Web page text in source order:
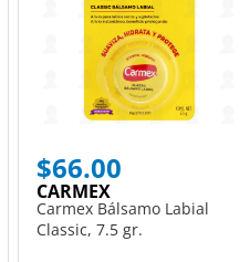
$66.00
CARMEX
Carmex Bálsamo Labial
Classic, 7.5 gr.